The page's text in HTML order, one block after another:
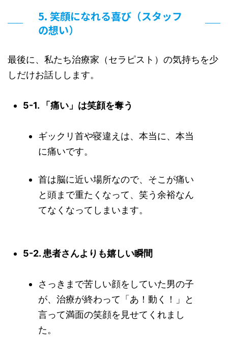
5. 笑顔になれる喜び（スタッフ
の想い）
最後に、私たち治療家（セラピスト）の気持ちを少
しだけお話しします。
5-1. 「痛い」は笑顔を奪う
ギックリ首や寝違えは、本当に、本当
に痛いです。
首は脳に近い場所なので、そこが痛い
と頭まで重たくなって、笑う余裕なん
てなくなってしまいます。
5-2. 患者さんよりも嬉しい瞬間
さっきまで苦しい顔をしていた男の子
が、治療が終わって「あ！動く！」と
言って満面の笑顔を見せてくれまし
た。